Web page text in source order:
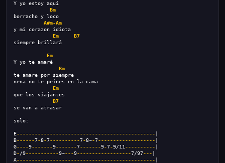
Y yo estoy aquí
Bm
borracho y loco
A#m-Am
y mi corazon idiota
Em
B7
siempre brillará
Em
Y yo te amaré
Bm
te amare por siempre
nena no te peines en la cama
Em
que los viajantes
B7
se van a atrasar
solo:
E----------------------------------------------
B------7-8-7----------7-8~-7-------------------
G----9-------9-------7-------9-7-9/11 ----------
D-/9-----------9~---9------------------7/97---
A----------------------------------------------